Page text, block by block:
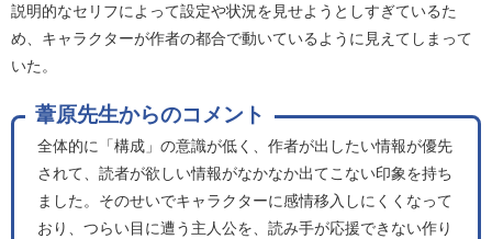
説明的なセリフによって設定や状況を見せようとしすぎているた
め、キャラクターが作者の都合で動いているように見えてしまって
いた。
葦原先生からのコメント
全体的に「構成」の意識が低く、作者が出したい情報が優先
されて、読者が欲しい情報がなかなか出てこない印象を持ち
ました。そのせいでキャラクターに感情移入しにくくなって
おり、つらい目に遭う主人公を、読み手が応援できない作り